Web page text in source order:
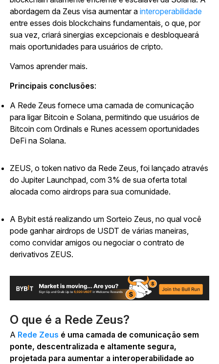
abordagem da Zeus visa aumentar a interoperabilidade
entre esses dois blockchains fundamentais, o que, por
sua vez, criará sinergias excepcionais e desbloqueará
mais oportunidades para usuários de cripto.
Vamos aprender mais.
Principais conclusões:
A Rede Zeus fornece uma camada de comunicação
para ligar Bitcoin e Solana, permitindo que usuários de
Bitcoin com Ordinals e Runes acessem oportunidades
DeFi na Solana.
ZEUS, o token nativo da Rede Zeus, foi lançado através
do Jupiter Launchpad, com 3% de sua oferta total
alocada como airdrops para sua comunidade.
A Bybit está realizando um Sorteio Zeus, no qual você
pode ganhar airdrops de USDT de várias maneiras,
como convidar amigos ou negociar o contrato de
derivativos ZEUS.
O que é a Rede Zeus?
A Rede Zeus é uma camada de comunicação sem
ponte, descentralizada e altamente segura,
projetada para aumentar a interoperabilidade ao